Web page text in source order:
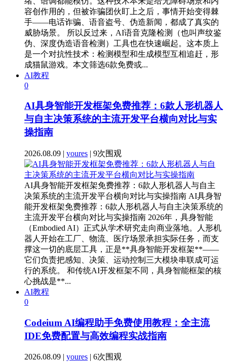
容创作用的，但被诈骗团伙盯上之后，事情开始变得棘
手——电话诈骗、语音盗号、伪造新闻，都成了真实的
威胁场景。 所以反过来，AI语音克隆检测（也叫声纹鉴
伪、深度伪造语音检测）工具也在快速崛起。这本质上
是一个对抗性技术：检测模型和生成模型互相追赶，形
成猫鼠游戏。本文筛选6款免费或...
AI教程
0
AI具身智能开发框架免费推荐：6款人形机器人
与自主决策系统的主流开发平台横向对比与实
操指南
2026.08.09 | youres | 9次围观
AI具身智能开发框架免费推荐：6款人形机器人与自主
决策系统的主流开发平台横向对比与实操指南 AI具身智
能开发框架免费推荐：6款人形机器人与自主决策系统的
主流开发平台横向对比与实操指南 2026年，具身智能
（Embodied AI）正式从学术研究走向商业落地。人形机
器人开始在工厂、物流、医疗场景承担实际任务，而支
撑这一切的底层工具，正是**具身智能开发框架**——
它们负责把感知、决策、运动控制三大模块串联成可运
行的系统。 和传统AI开发框架不同，具身智能框架的核
心挑战是**...
AI教程
0
Codeium AI编程助手免费使用教程：全主流
IDE免费配置与高效编程实战指南
2026.08.09 | youres | 6次围观